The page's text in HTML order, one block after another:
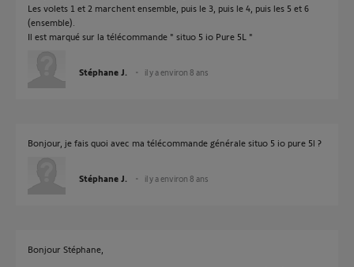
Les volets 1 et 2 marchent ensemble, puis le 3, puis le 4, puis les 5 et 6
(ensemble).
Il est marqué sur la télécommande " situo 5 io Pure 5L "
Stéphane J. il y a environ 8 ans
Bonjour, je fais quoi avec ma télécommande générale situo 5 io pure 5l ?
Stéphane J. il y a environ 8 ans
Bonjour Stéphane,